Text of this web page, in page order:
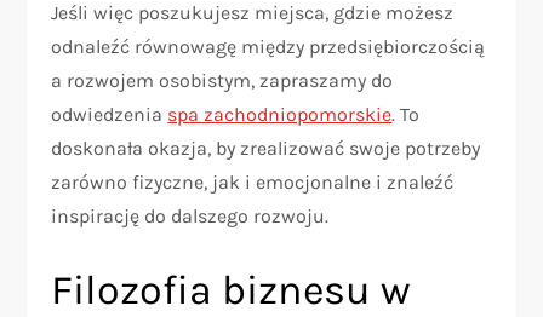
Jeśli więc poszukujesz miejsca, gdzie możesz
odnaleźć równowagę między przedsiębiorczością
a rozwojem osobistym, zapraszamy do
odwiedzenia spa zachodniopomorskie. To
doskonała okazja, by zrealizować swoje potrzeby
zarówno fizyczne, jak i emocjonalne i znaleźć
inspirację do dalszego rozwoju.
Filozofia biznesu w